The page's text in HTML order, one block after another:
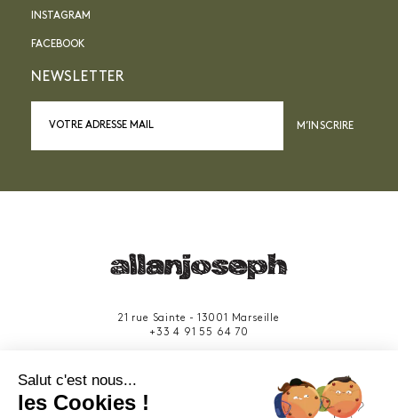
INSTAGRAM
FACEBOOK
NEWSLETTER
M’INSCRIRE
21 rue Sainte - 13001 Marseille
+33 4 91 55 64 70
Salut c'est nous...
les Cookies !